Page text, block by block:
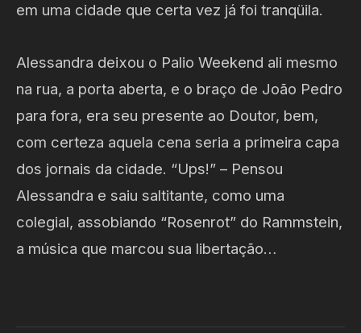
em uma cidade que certa vez já foi tranqüila.
Alessandra deixou o Palio Weekend ali mesmo
na rua, a porta aberta, e o braço de João Pedro
para fora, era seu presente ao Doutor, bem,
com certeza aquela cena seria a primeira capa
dos jornais da cidade. “Ups!” – Pensou
Alessandra e saiu saltitante, como uma
colegial, assobiando “Rosenrot” do Rammstein,
a música que marcou sua libertação…